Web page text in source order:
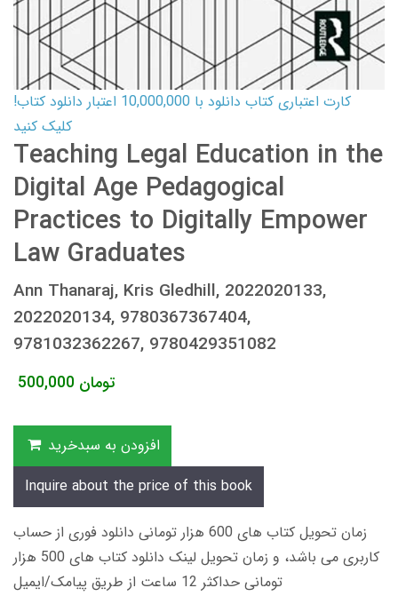
کارت اعتباری کتاب دانلود با 10,000,000 اعتبار دانلود کتاب!
کلیک کنید
Teaching Legal Education in the
Digital Age Pedagogical
Practices to Digitally Empower
Law Graduates
Ann Thanaraj, Kris Gledhill, 2022020133,
2022020134, 9780367367404,
9781032362267, 9780429351082
500,000 تومان
افزودن به سبدخرید
Inquire about the price of this book
زمان تحویل کتاب های 600 هزار تومانی دانلود فوری از حساب
کاربری می باشد، و زمان تحویل لینک دانلود کتاب های 500 هزار
تومانی حداکثر 12 ساعت از طریق پیامک/ایمیل